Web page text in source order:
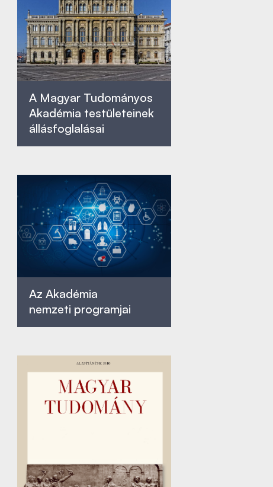
A Magyar Tudományos
Akadémia testületeinek
állásfoglalásai
Az Akadémia
nemzeti programjai